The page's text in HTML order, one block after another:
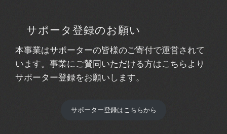
サポータ登録のお願い
本事業はサポーターの皆様のご寄付で運営されて
います。事業にご賛同いただける方はこちらより
サポーター登録をお願いします。
サポーター登録はこちらから